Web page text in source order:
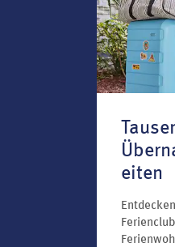
eiten